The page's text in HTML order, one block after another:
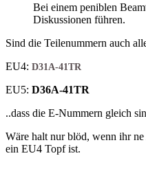
Bei einem peniblen
Diskussionen führen.
Sind die Teilenummern auch
EU4: D31A-41TR
EU5: D36A-41TR
..dass die E-Nummern gleich
Wäre halt nur blöd, wenn ihr
ein EU4 Topf ist.